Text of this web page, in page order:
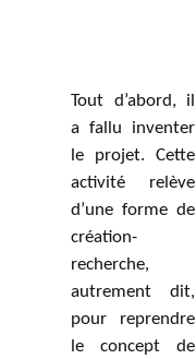
Tout d’abord, il
a fallu inventer
le projet. Cette
activité relève
d’une forme de
création-
recherche,
autrement dit,
pour reprendre
le concept de